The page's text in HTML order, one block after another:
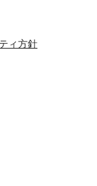
ィ方針